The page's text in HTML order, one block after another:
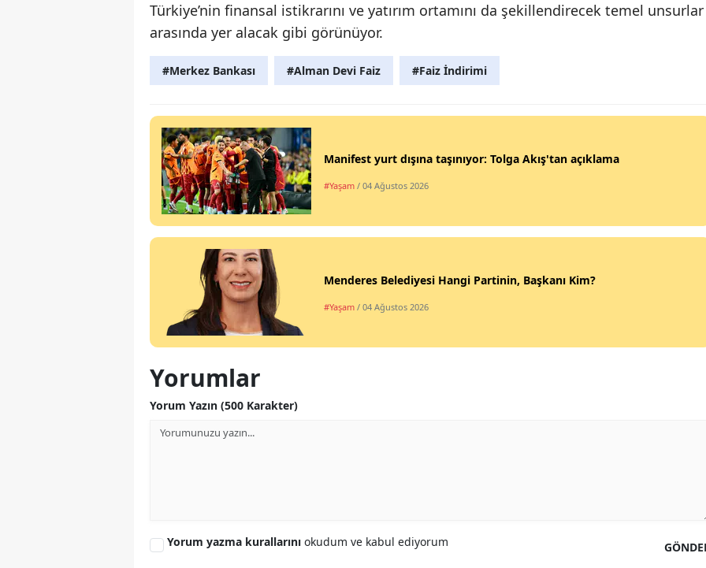
Karaman
Şırnak
Karabük
Türkiye’nin finansal istikrarını ve yatırım ortamını da şekillendirecek temel unsurlar
arasında yer alacak gibi görünüyor.
#Merkez Bankası #Alman Devi Faiz #Faiz İndirimi
Manifest yurt dışına taşınıyor: Tolga Akış'tan açıklama
#Yaşam / 04 Ağustos 2026
Menderes Belediyesi Hangi Partinin, Başkanı Kim?
#Yaşam / 04 Ağustos 2026
Yorumlar
Yorum Yazın (500 Karakter)
Yorum yazma kurallarını okudum ve kabul ediyorum